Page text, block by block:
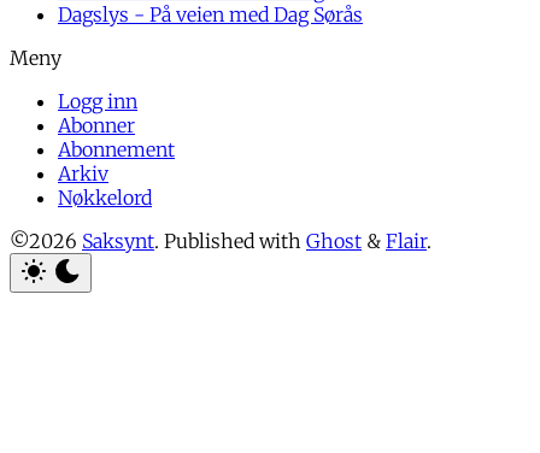
Dagslys - På veien med Dag Sørås
Logg inn
Abonner
Abonnement
Arkiv
Nøkkelord
©2026 Saksynt. Published with Ghost & Flair.